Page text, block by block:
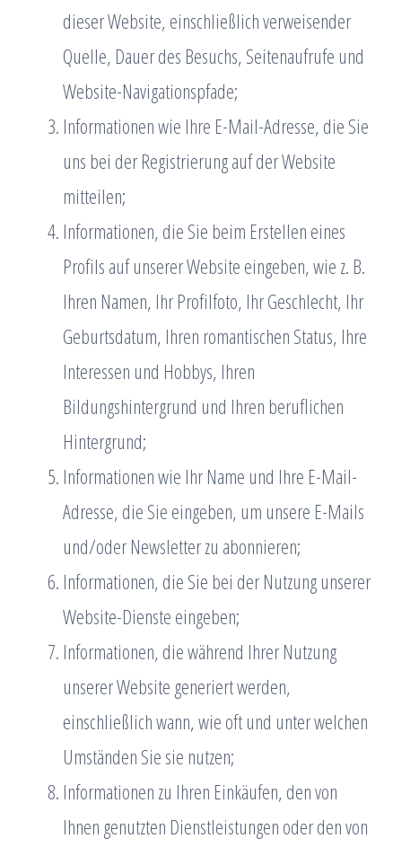
dieser Website, einschließlich verweisender
Quelle, Dauer des Besuchs, Seitenaufrufe und
Website-Navigationspfade;
Informationen wie Ihre E-Mail-Adresse, die Sie
uns bei der Registrierung auf der Website
mitteilen;
Informationen, die Sie beim Erstellen eines
Profils auf unserer Website eingeben, wie z. B.
Ihren Namen, Ihr Profilfoto, Ihr Geschlecht, Ihr
Geburtsdatum, Ihren romantischen Status, Ihre
Interessen und Hobbys, Ihren
Bildungshintergrund und Ihren beruflichen
Hintergrund;
Informationen wie Ihr Name und Ihre E-Mail-
Adresse, die Sie eingeben, um unsere E-Mails
und/oder Newsletter zu abonnieren;
Informationen, die Sie bei der Nutzung unserer
Website-Dienste eingeben;
Informationen, die während Ihrer Nutzung
unserer Website generiert werden,
einschließlich wann, wie oft und unter welchen
Umständen Sie sie nutzen;
Informationen zu Ihren Einkäufen, den von
Ihnen genutzten Dienstleistungen oder den von